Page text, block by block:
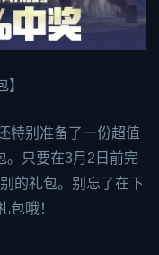
】
特别准备了一份超值
只要在3月2日前完
的礼包。别忘了在下
包哦！